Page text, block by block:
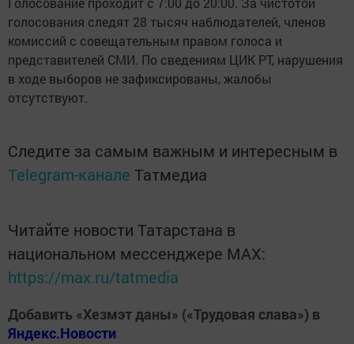
голосования следят 28 тысяч наблюдателей, членов
комиссий с совещательным правом голоса и
представителей СМИ. По сведениям ЦИК РТ, нарушения
в ходе выборов не зафиксированы, жалобы
отсутствуют.
Следите за самым важным и интересным в
Telegram-канале Татмедиа
Читайте новости Татарстана в
национальном мессенджере MАХ:
https://max.ru/tatmedia
Добавить «Хезмэт даны» («Трудовая слава») в
Яндекс.Новости